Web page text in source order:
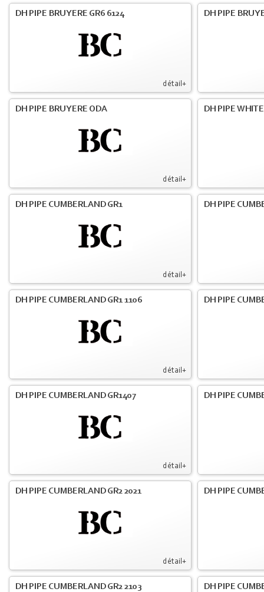
détail+
DH PIPE BRUYERE GR6 6124 DH PIPE
détail+
DH PIPE BRUYERE ODA DH PIPE
détail+
DH PIPE CUMBERLAND GR1 DH PIPE
détail+
DH PIPE CUMBERLAND GR1 1106 DH PIPE
détail+
DH PIPE CUMBERLAND GR1407 DH PIPE
détail+
DH PIPE CUMBERLAND GR2 2021 DH PIPE
DH PIPE CUMBERLAND GR2 2103 DH PIPE